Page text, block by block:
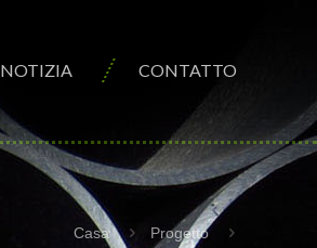
NOTIZIA CONTATTO
Casa
Progetto